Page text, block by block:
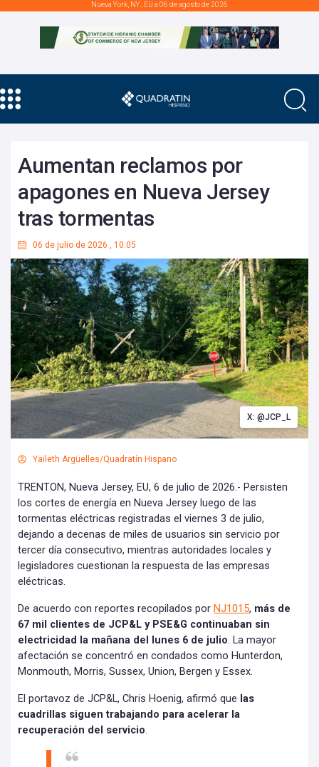
Nueva York, NY., EU a 06 de agosto de 2026
Aumentan reclamos por
apagones en Nueva Jersey
tras tormentas
06 de julio de 2026 , 10:05
X: @JCP_L
Yaileth Argüelles/Quadratín Hispano
TRENTON, Nueva Jersey, EU, 6 de julio de 2026.- Persisten
los cortes de energía en Nueva Jersey luego de las
tormentas eléctricas registradas el viernes 3 de julio,
dejando a decenas de miles de usuarios sin servicio por
tercer día consecutivo, mientras autoridades locales y
legisladores cuestionan la respuesta de las empresas
eléctricas.
De acuerdo con reportes recopilados por NJ1015, más de
67 mil clientes de JCP&L y PSE&G continuaban sin
electricidad la mañana del lunes 6 de julio. La mayor
afectación se concentró en condados como Hunterdon,
Monmouth, Morris, Sussex, Union, Bergen y Essex.
El portavoz de JCP&L, Chris Hoenig, afirmó que las
cuadrillas siguen trabajando para acelerar la
recuperación del servicio.